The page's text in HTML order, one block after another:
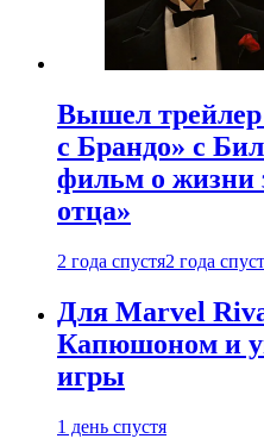
Вышел трейлер
с Брандо» с
фильм о жизни
отца»
2 года спустя2 года
Для Marvel
Капюшоном и
игры
1 день спустя